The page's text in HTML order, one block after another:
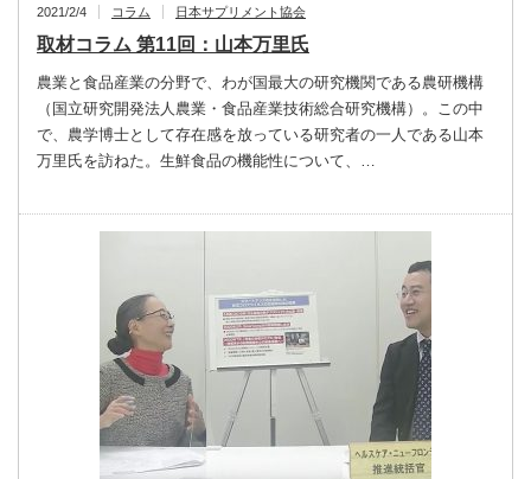
2021/2/4 コラム 日本サプリメント協会
取材コラム 第11回：山本万里氏
農業と食品産業の分野で、わが国最大の研究機関である農研機構
（国立研究開発法人農業・食品産業技術総合研究機構）。この中
で、農学博士として存在感を放っている研究者の一人である山本
万里氏を訪ねた。生鮮食品の機能性について、…